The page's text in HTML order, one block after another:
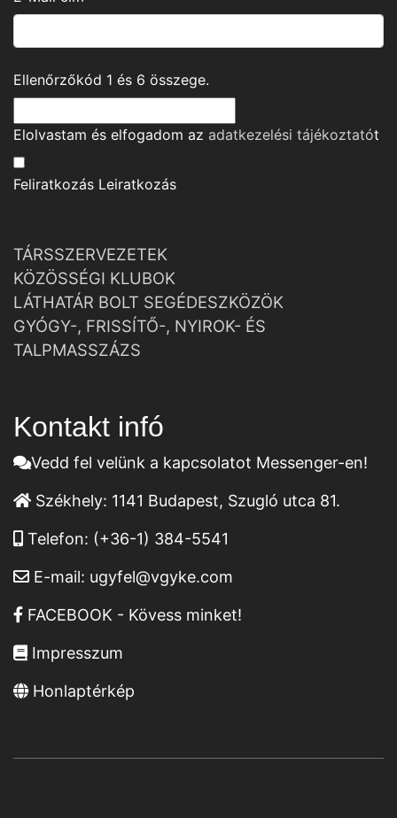
Ellenőrzőkód 1 és 6 összege.
Elolvastam és elfogadom az adatkezelési tájékoztatót
Feliratkozás Leiratkozás
TÁRSSZERVEZETEK
KÖZÖSSÉGI KLUBOK
LÁTHATÁR BOLT SEGÉDESZKÖZÖK
GYÓGY-, FRISSÍTŐ-, NYIROK- ÉS
TALPMASSZÁZS
Kontakt infó
Vedd fel velünk a kapcsolatot Messenger-en!
Székhely: 1141 Budapest, Szugló utca 81.
Telefon: (+36-1) 384-5541
E-mail: ugyfel@vgyke.com
FACEBOOK - Kövess minket!
Impresszum
Honlaptérkép